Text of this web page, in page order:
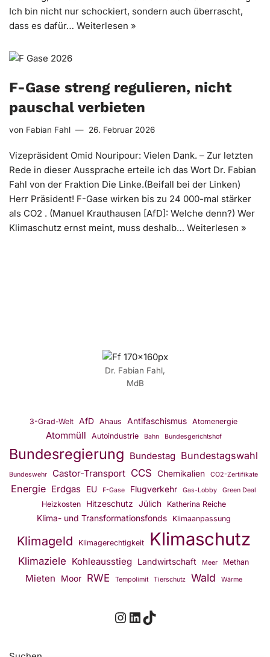
Ich bin nicht nur schockiert, sondern auch überrascht,
dass es dafür… Weiterlesen »
F-Gase streng regulieren, nicht
pauschal verbieten
von Fabian Fahl 26. Februar 2026
Vizepräsident Omid Nouripour: Vielen Dank. – Zur letzten
Rede in dieser Aussprache erteile ich das Wort Dr. Fabian
Fahl von der Fraktion Die Linke.(Beifall bei der Linken)
Herr Präsident! F-Gase wirken bis zu 24 000-mal stärker
als CO2 . (Manuel Krauthausen [AfD]: Welche denn?) Wer
Klimaschutz ernst meint, muss deshalb… Weiterlesen »
Dr. Fabian Fahl,
MdB
3-Grad-Welt AfD Ahaus Antifaschismus Atomenergie
Atommüll Autoindustrie Bahn Bundesgerichtshof
Bundesregierung Bundestag Bundestagswahl
Bundeswehr Castor-Transport CCS Chemikalien CO2-Zertifikate
Energie Erdgas EU F-Gase Flugverkehr Gas-Lobby Green Deal
Heizkosten Hitzeschutz Jülich Katherina Reiche
Klima- und Transformationsfonds Klimaanpassung
Klimageld Klimagerechtigkeit Klimaschutz
Klimaziele Kohleausstieg Landwirtschaft Meer Methan
Mieten Moor RWE Tempolimit Tierschutz Wald Wärme